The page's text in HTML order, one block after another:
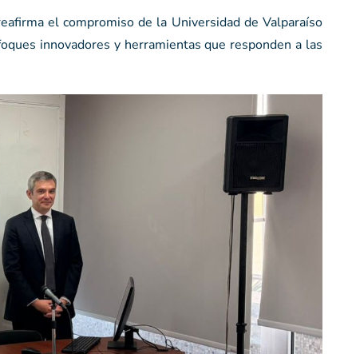
el compromiso de la Universidad de Valparaíso
innovadores y herramientas que responden a las